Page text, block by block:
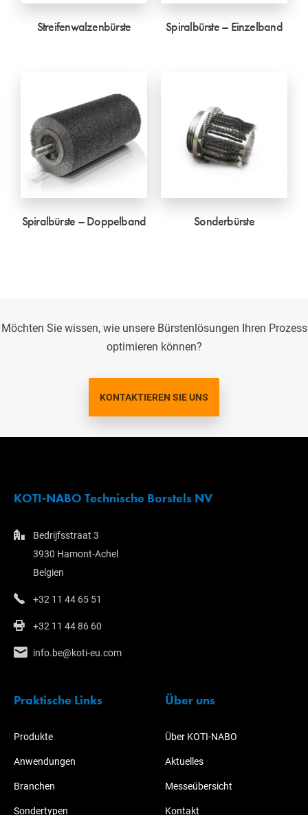
Streifenwalzenbürste Spiralbürste – Einzelband
Spiralbürste – Doppelband Sonderbürste
Möchten Sie wissen, wie unsere Bürstenlösungen Ihren Prozess
optimieren können?
KONTAKTIEREN SIE UNS
KOTI-NABO Technische Borstels NV
Bedrijfsstraat 3
3930 Hamont-Achel
Belgien
+32 11 44 65 51
+32 11 44 86 60
info.be@koti-eu.com
Praktische Links
Produkte
Anwendungen
Branchen
Sondertypen
Über uns
Über KOTI-NABO
Aktuelles
Messeübersicht
Kontakt